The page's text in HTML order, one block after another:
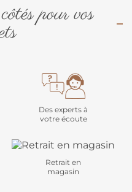
pour vos
Des experts à
votre écoute
Retrait en
magasin